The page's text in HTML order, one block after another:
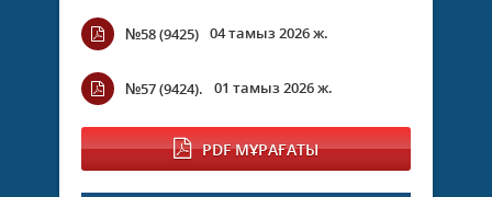
№58 (9425) 04 тамыз 2026 ж.
№57 (9424). 01 тамыз 2026 ж.
PDF МҰРАҒАТЫ